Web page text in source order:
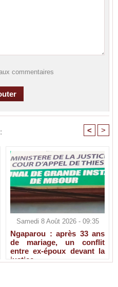
commentaires
< >
Samedi 8 Août 2026 - 09:35
Ngaparou : après 33 ans
de mariage, un conflit
entre ex-époux devant la
justice